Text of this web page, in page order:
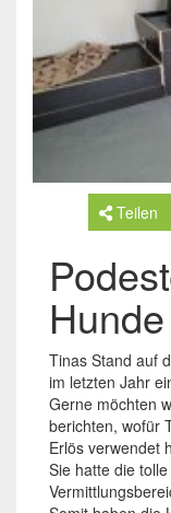
Teilen
Hunde
Tinas Stand auf
im letzten Jahr
Gerne möchten
berichten, wofür
Erlös verwendet
Sie hatte die